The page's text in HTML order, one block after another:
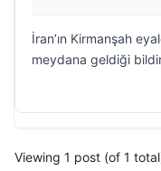
İran’ın Kirmanşah
meydana geldiği
Viewing 1 post (of 1